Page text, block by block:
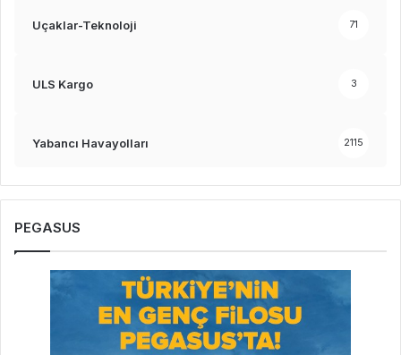
Uçaklar-Teknoloji 71
ULS Kargo 3
Yabancı Havayolları 2115
PEGASUS